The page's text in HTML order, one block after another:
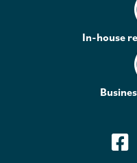
In-house